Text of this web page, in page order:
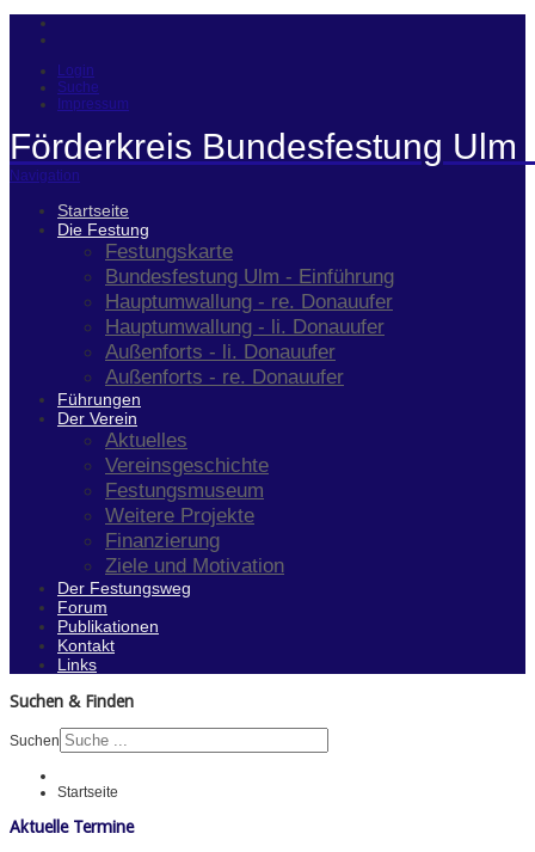
Login
Suche
Impressum
Förderkreis Bundesfestung Ulm
Navigation
Startseite
Die Festung
Festungskarte
Bundesfestung Ulm - Einführung
Hauptumwallung - re. Donauufer
Hauptumwallung - li. Donauufer
Außenforts - li. Donauufer
Außenforts - re. Donauufer
Führungen
Der Verein
Aktuelles
Vereinsgeschichte
Festungsmuseum
Weitere Projekte
Finanzierung
Ziele und Motivation
Der Festungsweg
Forum
Publikationen
Kontakt
Links
Suchen & Finden
Suchen
Startseite
Aktuelle Termine